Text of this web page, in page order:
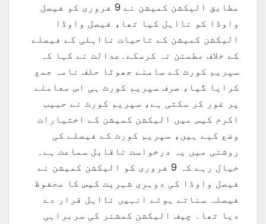
مطابق الیکشن کمیشن نے 9 فروری کو فیصل
واوڈا کو نااہل کیا تھا، فیصل واوڈا
الیکشن کمیشن کے تاحیات نااہلی کے فیصلے
کے خلاف مطمئن نہ کرسکے۔عدالت نے کہا کہ
سپریم کورٹ کے سامنے جھوٹا حلف نامہ جمع
کرایا گیا، صرف سپریم کورٹ ہی اس معاملے
پر غور کر سکتی ہے، سپریم کورٹ نے حبیب
اکرم کیس میں الیکشن کمیشن کے اختیارات
وضع کیے ہیں، سپریم کورٹ کے فیصلے کی
روشنی میں یہ درخواست ناقابل سماعت ہے۔
خیال رہے کہ 9 فروری کو الیکشن کمیشن نے
فیصل واوڈا کی دوہری شہریت کیس کا محفوظ
فیصلہ سناتے ہوئے انہیں نااہل قرار دے
دیا تھا۔ چیف الیکشن کمشنر کی سربراہی